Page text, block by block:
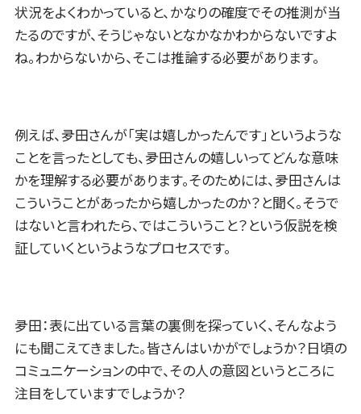
状況をよくわかっていると、かなりの確度でその推測が当
たるのですが、そうじゃないとなかなかわからないですよ
ね。わからないから、そこは推論する必要があります。
例えば、夛田さんが「実は嬉しかったんです」というような
ことを言ったとしても、夛田さんの嬉しいってどんな意味
かを理解する必要があります。そのためには、夛田さんは
こういうことがあったから嬉しかったのか？と聞く。そうで
はないと言われたら、ではこういうこと？という仮説を検
証していくというようなプロセスです。
夛田：表に出ている言葉の裏側を探っていく、そんなよう
にも聞こえてきました。皆さんはいかがでしょうか？日頃の
コミュニケーションの中で、その人の意図というところに
注目をしていますでしょうか？